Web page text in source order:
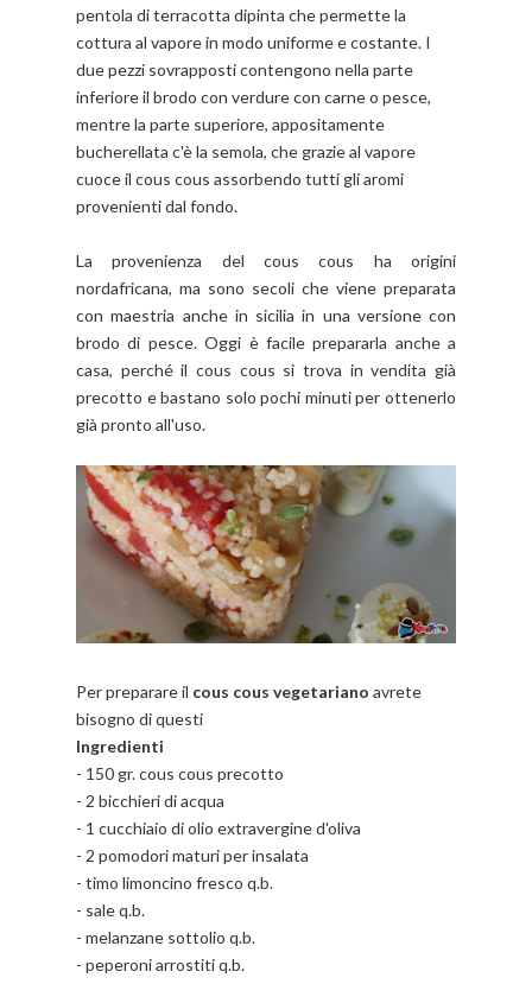
pentola di terracotta dipinta che permette la
cottura al vapore in modo uniforme e costante. I
due pezzi sovrapposti contengono nella parte
inferiore il brodo con verdure con carne o pesce,
mentre la parte superiore, appositamente
bucherellata c'è la semola, che grazie al vapore
cuoce il cous cous assorbendo tutti gli aromi
provenienti dal fondo.
La provenienza del cous cous ha origini
nordafricana, ma sono secoli che viene preparata
con maestria anche in sicilia in una versione con
brodo di pesce. Oggi è facile prepararla anche a
casa, perché il cous cous si trova in vendita già
precotto e bastano solo pochi minuti per ottenerlo
già pronto all'uso.
Per preparare il cous cous vegetariano avrete
bisogno di questi
Ingredienti
- 150 gr. cous cous precotto
- 2 bicchieri di acqua
- 1 cucchiaio di olio extravergine d'oliva
- 2 pomodori maturi per insalata
- timo limoncino fresco q.b.
- sale q.b.
- melanzane sottolio q.b.
- peperoni arrostiti q.b.